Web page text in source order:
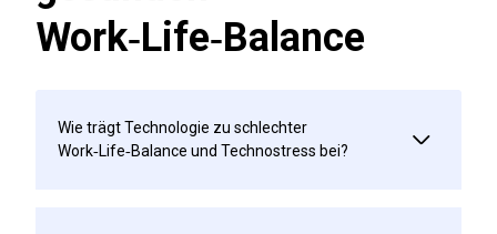
Work‑Life‑Balance
Wie trägt Technologie zu schlechter
Work‑Life‑Balance und Technostress bei?